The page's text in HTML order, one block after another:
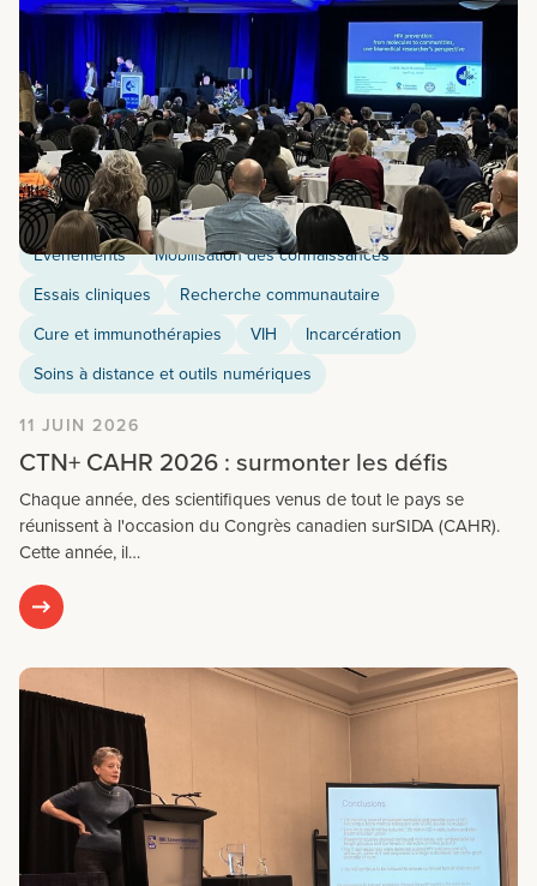
Evénements
Mobilisation des connaissances
Essais cliniques
Recherche communautaire
Cure et immunothérapies
VIH
Incarcération
Soins à distance et outils numériques
11 JUIN 2026
CTN+ CAHR 2026 : surmonter les défis
Chaque année, des scientifiques venus de tout le pays se
réunissent à l'occasion du Congrès canadien surSIDA (CAHR).
Cette année, il…